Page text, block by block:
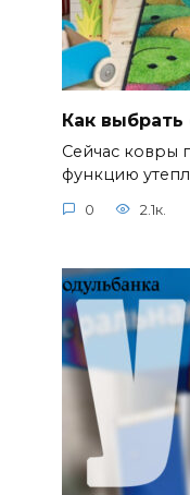
Как
Сейчас ковры
функцию
0 2.1к.